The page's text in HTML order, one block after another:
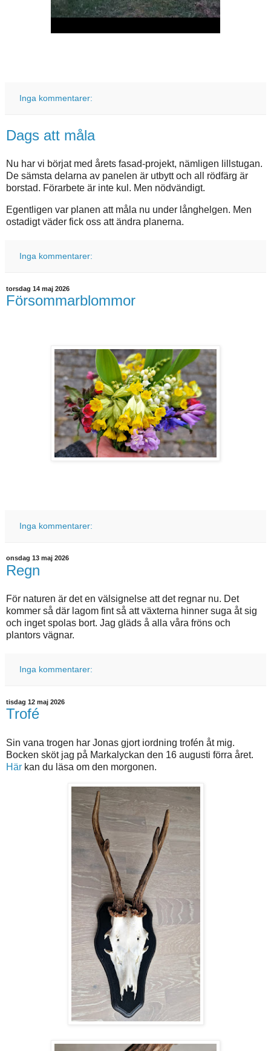
Inga kommentarer:
Dags att måla
Nu har vi börjat med årets fasad-projekt, nämligen lillstugan.
De sämsta delarna av panelen är utbytt och all rödfärg är
borstad. Förarbete är inte kul. Men nödvändigt.
Egentligen var planen att måla nu under långhelgen. Men
ostadigt väder fick oss att ändra planerna.
Inga kommentarer:
torsdag 14 maj 2026
Försommarblommor
Inga kommentarer:
onsdag 13 maj 2026
Regn
För naturen är det en välsignelse att det regnar nu. Det
kommer så där lagom fint så att växterna hinner suga åt sig
och inget spolas bort. Jag gläds å alla våra fröns och
plantors vägnar.
Inga kommentarer:
tisdag 12 maj 2026
Trofé
Sin vana trogen har Jonas gjort iordning trofén åt mig.
Bocken sköt jag på Markalyckan den 16 augusti förra året.
Här kan du läsa om den morgonen.